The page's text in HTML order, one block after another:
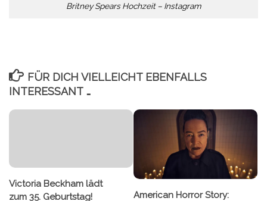
Britney Spears Hochzeit – Instagram
FÜR DICH VIELLEICHT EBENFALLS
INTERESSANT …
Victoria Beckham lädt
zum 35. Geburtstag!
American Horror Story: